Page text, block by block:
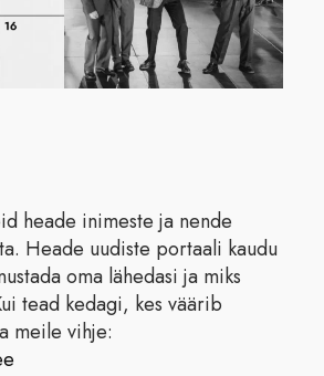
heade inimeste ja nende
Heade uudiste portaali kaudu
oma lähedasi ja miks
tead kedagi, kes väärib
meile vihje: